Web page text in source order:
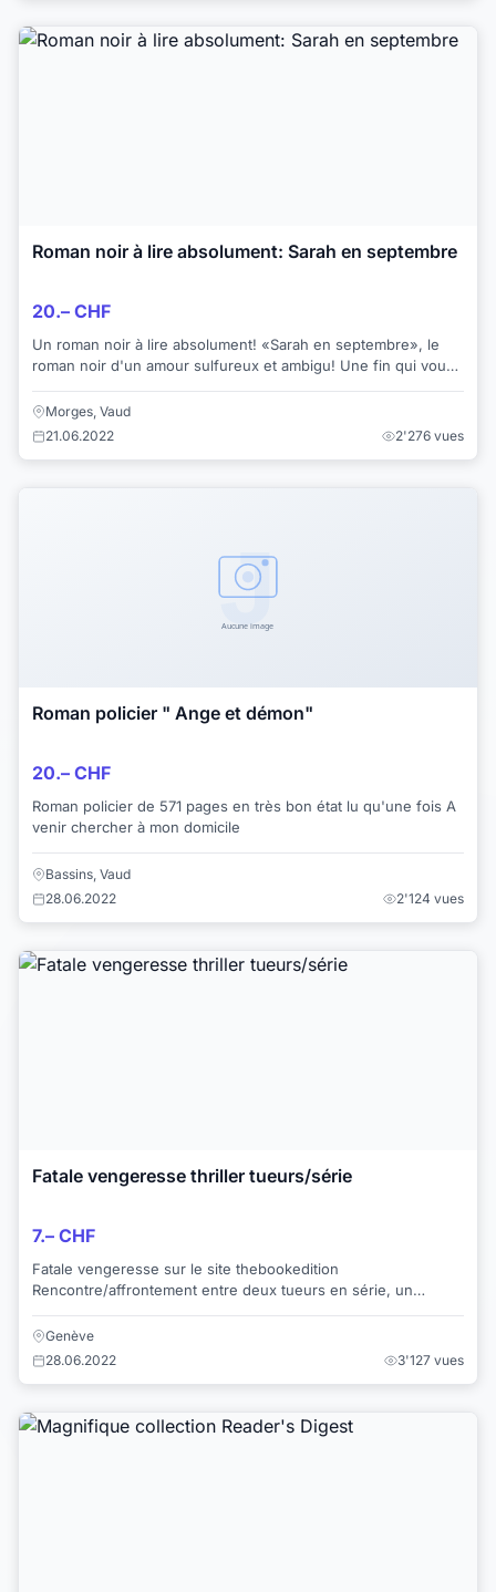
Roman noir à lire absolument: Sarah en septembre
20.– CHF
Un roman noir à lire absolument! «Sarah en septembre», le
roman noir d'un amour sulfureux et ambigu! Une fin qui vous
Morges, Vaud
21.06.2022
2'276 vues
Roman policier " Ange et démon"
20.– CHF
Roman policier de 571 pages en très bon état lu qu'une fois A
venir chercher à mon domicile
Bassins, Vaud
28.06.2022
2'124 vues
Fatale vengeresse thriller tueurs/série
7.– CHF
Fatale vengeresse sur le site thebookedition
Rencontre/affrontement entre deux tueurs en série, un
Genève
28.06.2022
3'127 vues